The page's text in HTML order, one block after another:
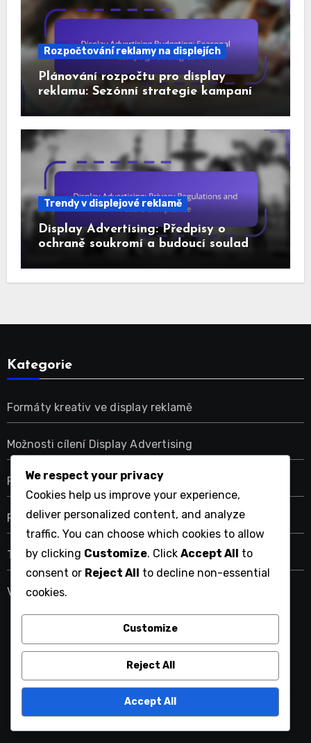
Rozpočtování reklamy na displejích
Plánování rozpočtu pro display
reklamu: Sezónní strategie kampaní
Trendy v displejové reklamě
Display Advertising: Předpisy o
ochraně soukromí a budoucí soulad
Kategorie
Formáty kreativ ve display reklamě
Možnosti cílení Display Advertising
Platformy pro zobrazovací reklamu
Rozpočtování reklamy na displejích
Trendy v displejové reklamě
Výkonové metriky zobrazovací reklamy
itneverends.cz
We respect your privacy
Cookies help us improve your experience,
deliver personalized content, and analyze
traffic. You can choose which cookies to allow
by clicking Customize. Click Accept All to
consent or Reject All to decline non-essential
cookies.
Customize
Reject All
Accept All